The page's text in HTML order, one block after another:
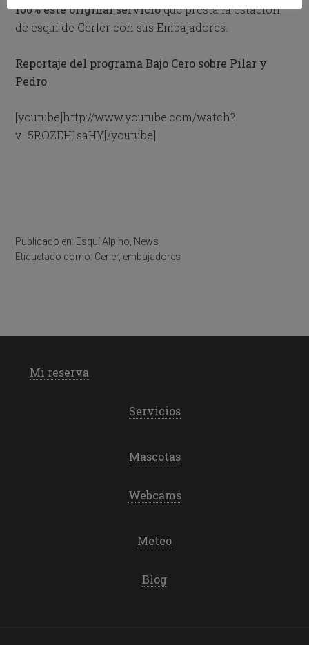
100% este original servicioque presta la estación
de esquí de Cerler con sus Embajadores.
Reportaje del programa Bajo Cero sobre Pilar y
Pedro
[youtube]http://www.youtube.com/watch?
v=5ROZEH1saHY[/youtube]
Publicado en: Esquí Alpino, News
Etiquetado como: Cerler, embajadores
Mi reserva
Servicios
Mascotas
Webcams
Meteo
Blog